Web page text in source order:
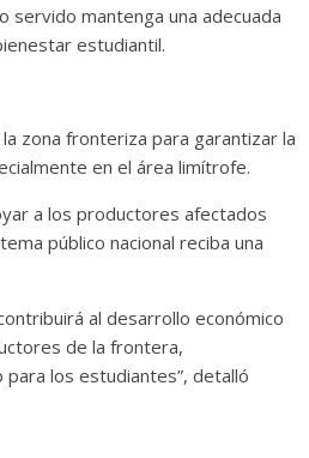
servido mantenga una adecuada
estudiantil.
zona fronteriza para garantizar la
en el área limítrofe.
a los productores afectados
público nacional reciba una
al desarrollo económico
de la frontera,
los estudiantes”, detalló